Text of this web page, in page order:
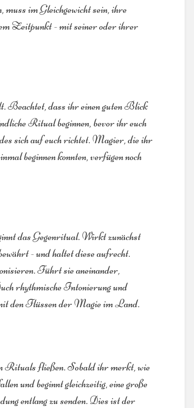
im Gleichgewicht sein, ihre
Zeitpunkt - mit seiner oder ihrer
Beachtet, dass ihr einen guten Blick
Ritual beginnen, bevor ihr euch
sich auf euch richtet. Magier, die ihr
beginnen konnten, verfügen noch
das Gegenritual. Wirkt zunächst
- und haltet diese aufrecht.
Führt sie aneinander,
rhythmische Intonierung und
den Flüssen der Magie im Land.
Rituals fließen. Sobald ihr merkt, wie
und beginnt gleichzeitig, eine große
entlang zu senden. Dies ist der